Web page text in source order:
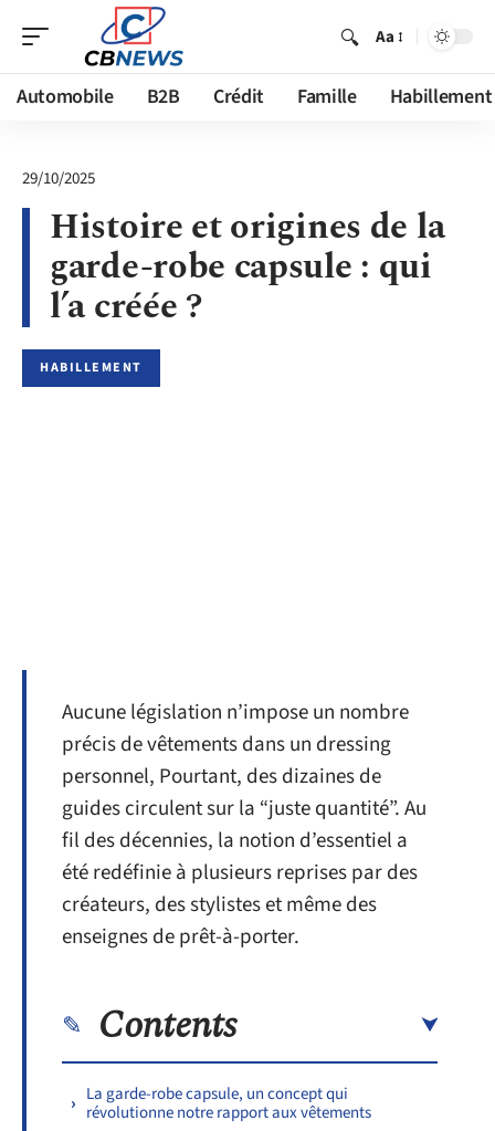
Aa
Automobile B2B Crédit Famille Habillement
29/10/2025
Histoire et origines de la
garde-robe capsule : qui
l’a créée ?
HABILLEMENT
Aucune législation n’impose un nombre
précis de vêtements dans un dressing
personnel, Pourtant, des dizaines de
guides circulent sur la “juste quantité”. Au
fil des décennies, la notion d’essentiel a
été redéfinie à plusieurs reprises par des
créateurs, des stylistes et même des
enseignes de prêt-à-porter.
Contents
La garde-robe capsule, un concept qui
révolutionne notre rapport aux vêtements